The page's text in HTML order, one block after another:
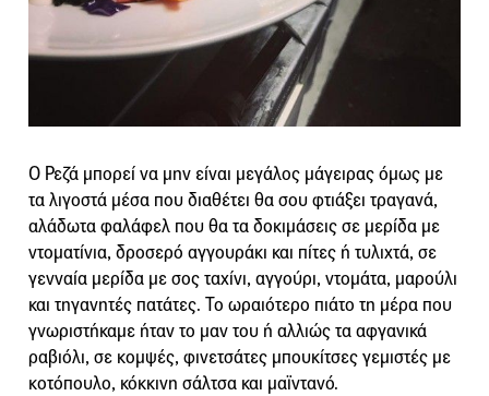
Ο Ρεζά μπορεί να μην είναι μεγάλος μάγειρας όμως με
τα λιγοστά μέσα που διαθέτει θα σου φτιάξει τραγανά,
αλάδωτα φαλάφελ που θα τα δοκιμάσεις σε μερίδα με
ντοματίνια, δροσερό αγγουράκι και πίτες ή τυλιχτά, σε
γενναία μερίδα με σος ταχίνι, αγγούρι, ντομάτα, μαρούλι
και τηγανητές πατάτες. Το ωραιότερο πιάτο τη μέρα που
γνωριστήκαμε ήταν το μαν του ή αλλιώς τα αφγανικά
ραβιόλι, σε κομψές, φινετσάτες μπουκίτσες γεμιστές με
κοτόπουλο, κόκκινη σάλτσα και μαϊντανό.